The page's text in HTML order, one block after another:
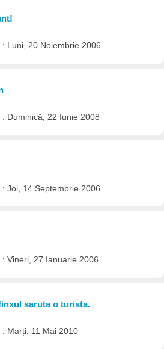
: Luni, 20 Noiembrie 2006
: Duminică, 22 Iunie 2008
: Joi, 14 Septembrie 2006
: Vineri, 27 Ianuarie 2006
saruta o turista.
: Marți, 11 Mai 2010